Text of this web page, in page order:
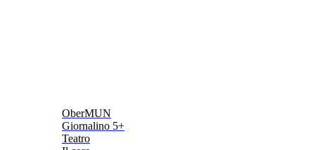
OberMUN
Giornalino 5+
Teatro